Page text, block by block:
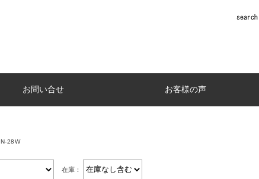
お問い合せ お客様の声
N-28W
在庫：